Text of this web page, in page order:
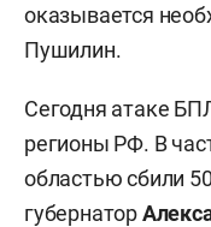
оказывается
Пушилин.
Сегодня атаке
регионы РФ. В
областью сбили
губернатор